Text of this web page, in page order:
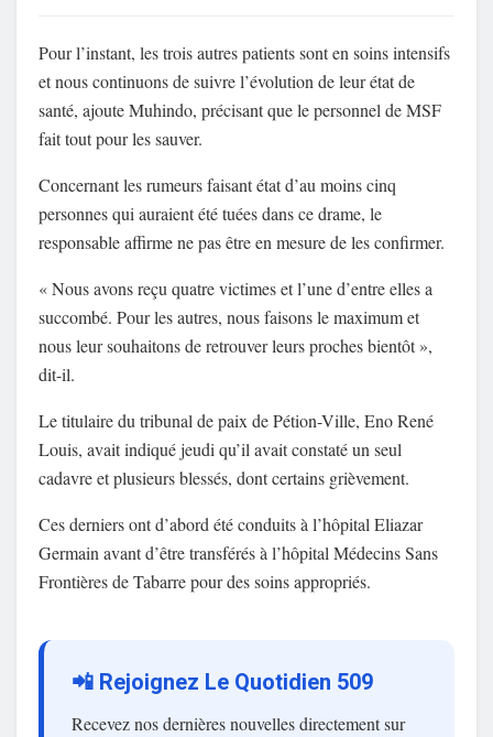
Pour l’instant, les trois autres patients sont en soins intensifs
et nous continuons de suivre l’évolution de leur état de
santé, ajoute Muhindo, précisant que le personnel de MSF
fait tout pour les sauver.
Concernant les rumeurs faisant état d’au moins cinq
personnes qui auraient été tuées dans ce drame, le
responsable affirme ne pas être en mesure de les confirmer.
« Nous avons reçu quatre victimes et l’une d’entre elles a
succombé. Pour les autres, nous faisons le maximum et
nous leur souhaitons de retrouver leurs proches bientôt »,
dit-il.
Le titulaire du tribunal de paix de Pétion-Ville, Eno René
Louis, avait indiqué jeudi qu’il avait constaté un seul
cadavre et plusieurs blessés, dont certains grièvement.
Ces derniers ont d’abord été conduits à l’hôpital Eliazar
Germain avant d’être transférés à l’hôpital Médecins Sans
Frontières de Tabarre pour des soins appropriés.
📲 Rejoignez Le Quotidien 509
Recevez nos dernières nouvelles directement sur